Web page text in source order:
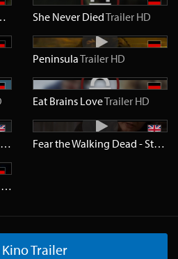
3 - Ravaged Trailer SD
She Never DiedTrailer HD
PeninsulaTrailer HD
Eat Brains LoveTrailer HD
The Walking Dead - Staffel 11 TrailerHD Fear the Walking Dead - Staffel 8
HD
Trailer